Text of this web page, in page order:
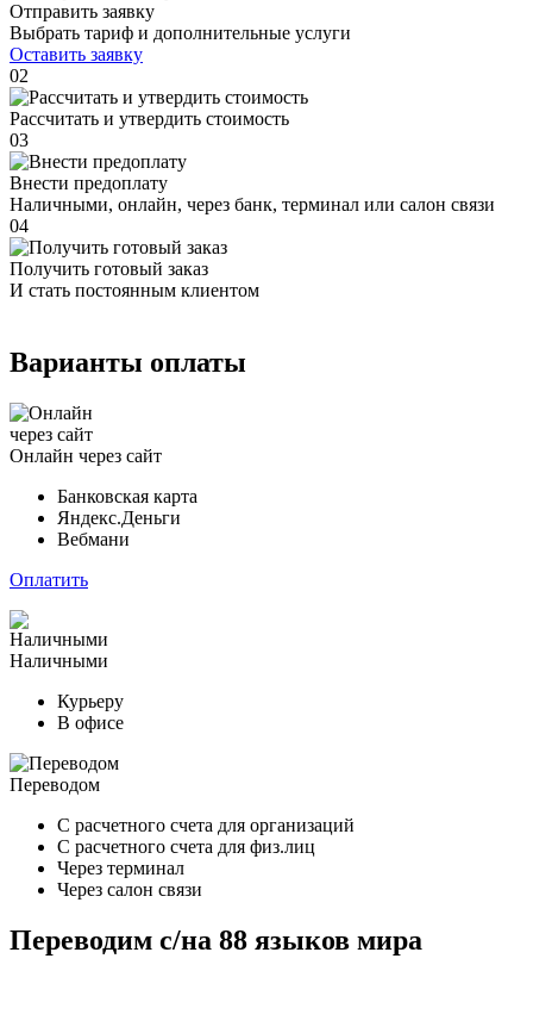
Отправить заявку
Выбрать тариф и дополнительные услуги
Оставить заявку
02
Рассчитать и утвердить стоимость
03
Внести предоплату
Наличными, онлайн, через банк, терминал или салон связи
04
Получить готовый заказ
И стать постоянным клиентом
Варианты оплаты
Онлайн через сайт
Банковская карта
Яндекс.Деньги
Вебмани
Оплатить
Наличными
Курьеру
В офисе
Переводом
С расчетного счета для организаций
С расчетного счета для физ.лиц
Через терминал
Через салон связи
Переводим с/на 88 языков мира